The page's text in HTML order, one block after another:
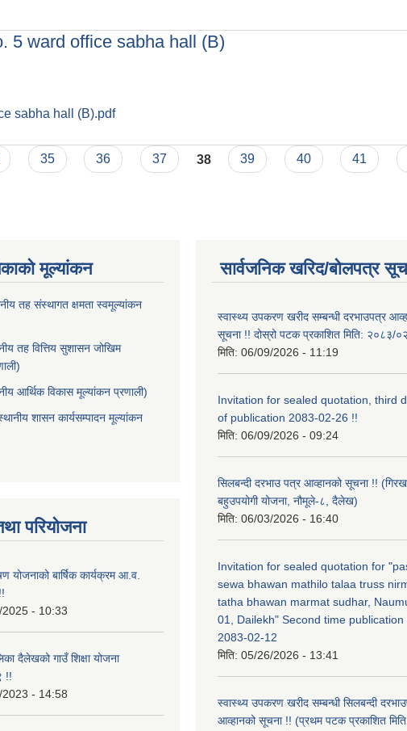
5 ward office sabha hall (B)
sabha hall (B).pdf
35 36 37 38 39 40 41
मूल्यांकन
तह संस्थागत क्षमता स्वमूल्यांकन
तह वित्तिय सुशासन जोखिम
आर्थिक विकास मूल्यांकन प्रणाली)
शासन कार्यसम्पादन मूल्यांकन
परियोजना
योजनाको बार्षिक कार्यक्रम आ.व.
- 10:33
दैलेखको गाउँ शिक्षा योजना
!!
- 14:58
सार्वजनिक खरिद/बोलपत्र
स्वास्थ्य उपकरण खरीद सम्बन्धी दरभाउपत्र
सूचना !! दोस्रो पटक प्रकाशित मिति: २०८३/
मिति: 06/09/2026 - 11:19
Invitation for sealed quotation, third
of publication 2083-02-26 !!
मिति: 06/09/2026 - 09:24
सिलबन्दी दरभाउ पत्र आव्हानको सूचना !!
बहुउपयोगी योजना, नौमूले-८, दैलेख)
मिति: 06/03/2026 - 16:40
Invitation for sealed quotation for
sewa bhawan mathilo talaa truss
tatha bhawan marmat sudhar,
01, Dailekh" Second time publication
2083-02-12
मिति: 05/26/2026 - 13:41
स्वास्थ्य उपकरण खरीद सम्बन्धी सिलबन्दी
आव्हानको सूचना !! (प्रथम पटक प्रकाशित